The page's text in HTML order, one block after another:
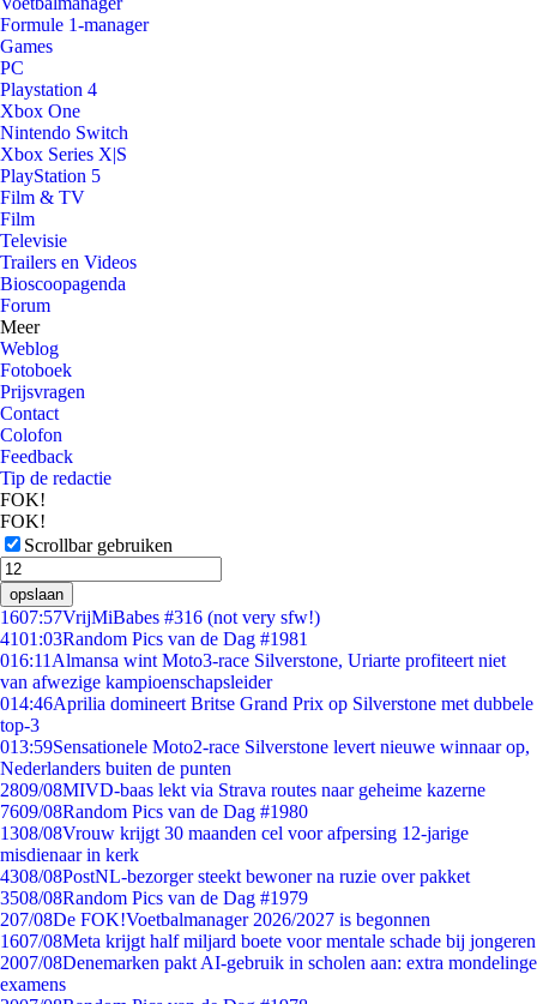
Formule 1-manager
Games
PC
Playstation 4
Xbox One
Nintendo Switch
Xbox Series X|S
PlayStation 5
Film & TV
Film
Televisie
Trailers en Videos
Bioscoopagenda
Forum
Meer
Weblog
Fotoboek
Prijsvragen
Contact
Colofon
Feedback
Tip de redactie
FOK!
FOK!
Scrollbar gebruiken
opslaan
1607:57VrijMiBabes #316 (not very sfw!)
4101:03Random Pics van de Dag #1981
016:11 Almansa wint Moto3-race Silverstone, Uriarte profiteert niet
van afwezige kampioenschapsleider
014:46Aprilia domineert Britse Grand Prix op Silverstone met dubbele
top-3
013:59Sensationele Moto2-race Silverstone levert nieuwe winnaar op,
Nederlanders buiten de punten
2809/08MIVD-baas lekt via Strava routes naar geheime kazerne
7609/08Random Pics van de Dag #1980
1308/08Vrouw krijgt 30 maanden cel voor afpersing 12-jarige
misdienaar in kerk
4308/08PostNL-bezorger steekt bewoner na ruzie over pakket
3508/08Random Pics van de Dag #1979
207/08De FOK!Voetbalmanager 2026/2027 is begonnen
1607/08Meta krijgt half miljard boete voor mentale schade bij jongeren
2007/08Denemarken pakt AI-gebruik in scholen aan: extra mondelinge
examens